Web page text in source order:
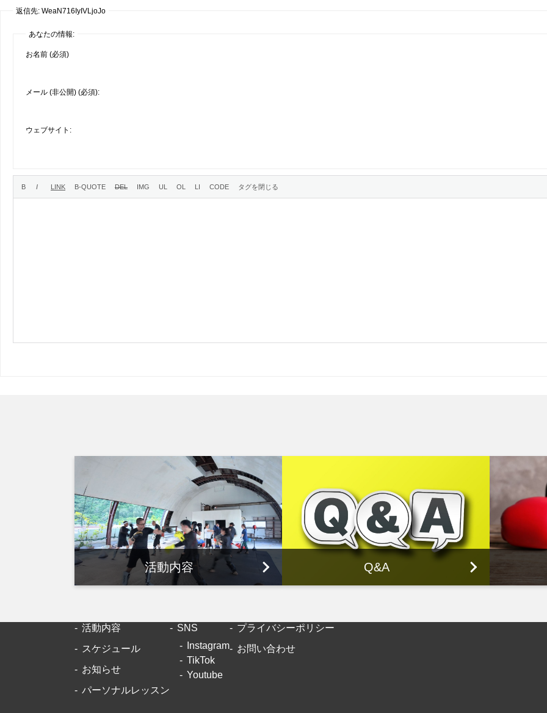
返信先: WeaN716IyIVLjoJo
あなたの情報:
お名前 (必須)
メール (非公開) (必須):
ウェブサイト:
活動内容 Q&A
活動内容
スケジュール
お知らせ
パーソナルレッスン
SNS
Instagram
TikTok
Youtube
プライバシーポリシー
お問い合わせ